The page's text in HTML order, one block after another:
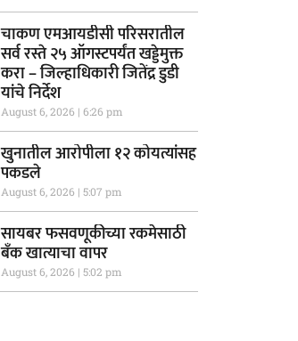
चाकण एमआयडीसी परिसरातील
सर्व रस्ते २५ ऑगस्टपर्यंत खड्डेमुक्त
करा – जिल्हाधिकारी जितेंद्र डुडी
यांचे निर्देश
August 6, 2026 6:26 pm
खुनातील आरोपीला १२ कोयत्यांसह
पकडले
August 6, 2026 5:07 pm
सायबर फसवणूकीच्या रकमेसाठी
बँक खात्याचा वापर
August 6, 2026 5:02 pm